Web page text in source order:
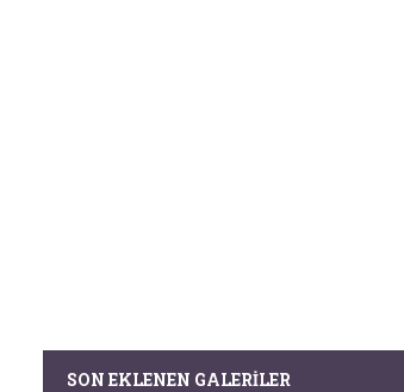
SON EKLENEN GALERILER